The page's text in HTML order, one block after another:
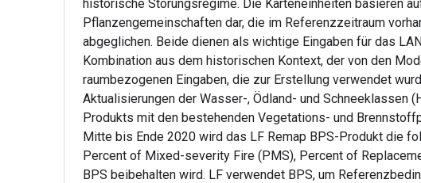
historische Störungsregime. Die Karteneinheiten basieren
Pflanzengemeinschaften dar, die im Referenzzeitraum
abgeglichen. Beide dienen als wichtige Eingaben für das
Kombination aus dem historischen Kontext, der von den
raumbezogenen Eingaben, die zur Erstellung verwendet
Aktualisierungen der Wasser-, Ödland- und Schneeklassen
Produkts mit den bestehenden Vegetations- und
Mitte bis Ende 2020 wird das LF Remap BPS-Produkt die
Percent of Mixed-severity Fire (PMS), Percent of
BPS beibehalten wird. LF verwendet BPS, um